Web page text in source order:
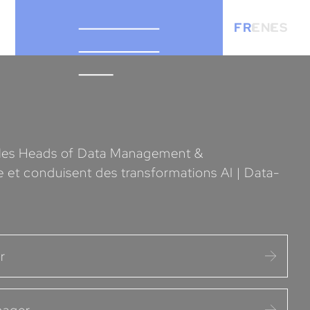
FRENES
Heads of Data Management &
conduisent des transformations AI | Data-